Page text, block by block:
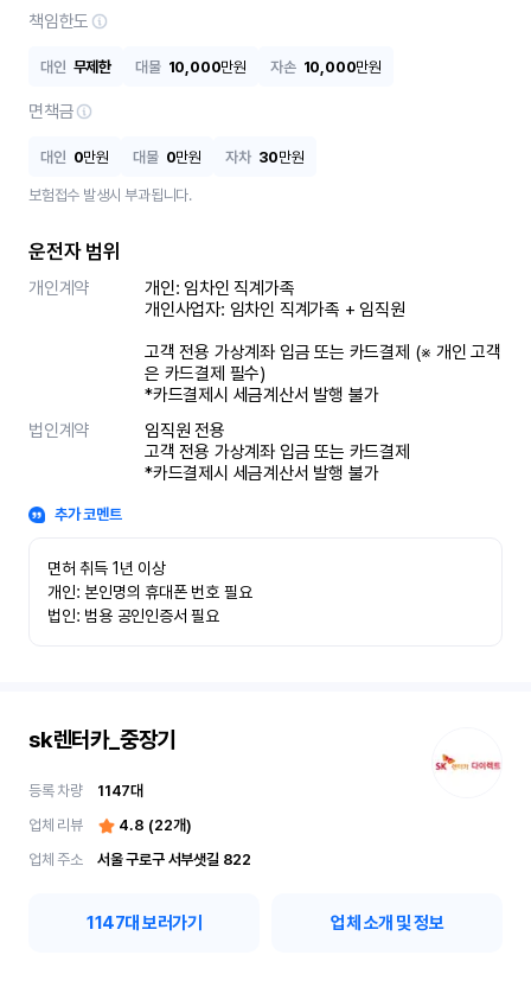
책임한도
대인 무제한 대물 10,000만원 자손 10,000만원
면책금
대인 0만원 대물 0만원 자차 30만원
보험접수 발생시 부과됩니다.
운전자 범위
개인계약
개인: 임차인 직계가족
개인사업자: 임차인 직계가족 + 임직원
고객 전용 가상계좌 입금 또는 카드결제 (※ 개인 고객
은 카드결제 필수)
*카드결제시 세금계산서 발행 불가
법인계약
임직원 전용
고객 전용 가상계좌 입금 또는 카드결제
*카드결제시 세금계산서 발행 불가
추가 코멘트
면허 취득 1년 이상
개인: 본인명의 휴대폰 번호 필요
법인: 범용 공인인증서 필요
sk렌터카_중장기
등록 차량 1147대
업체 리뷰
4.8 (22개)
업체 주소
서울 구로구 서부샛길 822
1147대 보러가기 업체 소개 및 정보